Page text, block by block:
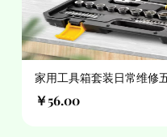
家用工具箱套装日常维修
庭大全组合
￥56.00